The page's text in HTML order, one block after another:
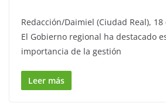
Redacción/Daimiel (Ciudad Real),
El Gobierno regional ha destacado
importancia de la gestión
Leer más